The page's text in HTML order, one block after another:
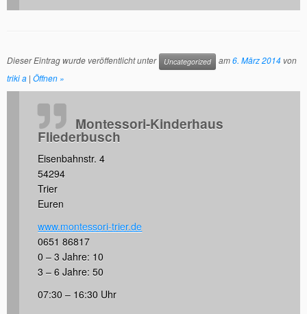
Dieser Eintrag wurde veröffentlicht unter Uncategorized am6. März 2014 von
triki a | Öffnen »
Montessori-Kinderhaus
Fliederbusch
Eisenbahnstr. 4
54294
Trier
Euren
www.montessori-trier.de
0651 86817
0 – 3 Jahre: 10
3 – 6 Jahre: 50
07:30 – 16:30 Uhr